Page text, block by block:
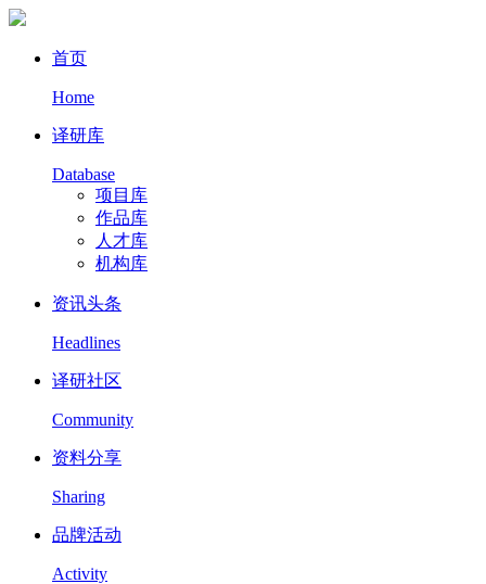
首页
Home
译研库
Database
项目库
作品库
人才库
机构库
资讯头条
Headlines
译研社区
Community
资料分享
Sharing
品牌活动
Activity